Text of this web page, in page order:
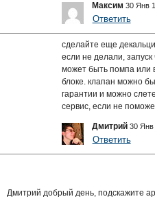
Максим 30 Янв
Ответить
сделайте еще
если не делали,
может быть помпа или
блоке. клапан можно
гарантии и можно
сервис, если не
Дмитрий 30 Янв
Ответить
Дмитрий добрый день, подскажите